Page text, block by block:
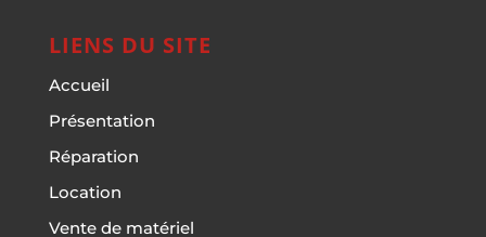
LIENS DU SITE
Accueil
Présentation
Réparation
Location
Vente de matériel